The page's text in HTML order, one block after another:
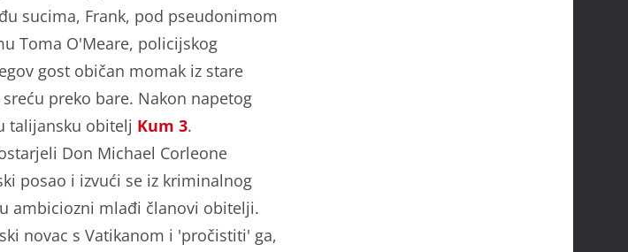
sucima, Frank, pod pseudonimom
Toma O'Meare, policijskog
gost običan momak iz stare
preko bare. Nakon napetog
talijansku obitelj Kum 3.
Don Michael Corleone
posao i izvući se iz kriminalnog
ambiciozni mlađi članovi obitelji.
novac s Vatikanom i 'pročistiti' ga,